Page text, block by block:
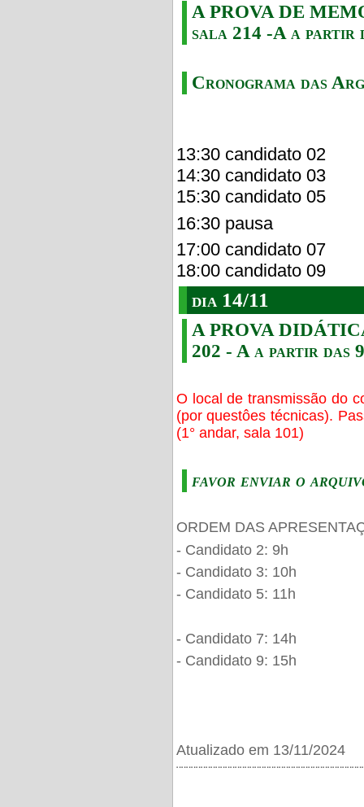
A PROVA DE
sala 214 -A a partir
Cronograma das
13:30 candidato 02
14:30 candidato 03
15:30 candidato 05
16:30 pausa
17:00 candidato 07
18:00 candidato 09
dia 14/11
A PROVA
202 - A a partir das
O local de transmissão do
(por questôes técnicas).
(1° andar, sala 101)
favor enviar o
ORDEM DAS
- Candidato 2: 9h
- Candidato 3: 10h
- Candidato 5: 11h
- Candidato 7: 14h
- Candidato 9: 15h
Atualizado em 13/11/2024